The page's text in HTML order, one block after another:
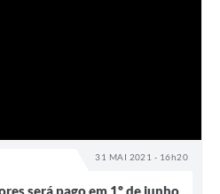
31 MAI 2021 - 16h20
será pago em 1º de junho